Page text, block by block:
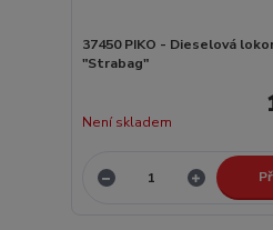
37450 PIKO - Dieselová
"Strabag"
Není skladem